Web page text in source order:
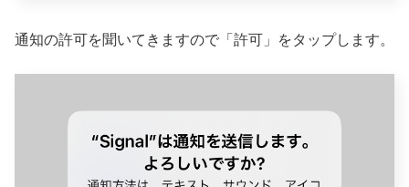
通知の許可を聞いてきますので「許可」をタップします。